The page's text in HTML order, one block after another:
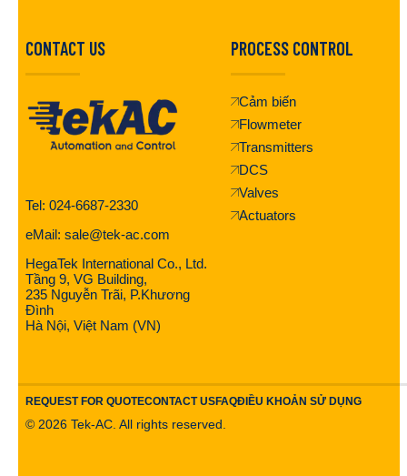
CONTACT US
Tel: 024-6687-2330
eMail: sale@tek-ac.com
HegaTek International Co., Ltd.
Tầng 9, VG Building,
235 Nguyễn Trãi, P.Khương
Đình
Hà Nội, Việt Nam (VN)
PROCESS CONTROL
Cảm biến
Flowmeter
Transmitters
DCS
Valves
Actuators
REQUEST FOR QUOTECONTACT USFAQĐIỀU KHOẢN SỬ DỤNG
© 2026 Tek-AC. All rights reserved.